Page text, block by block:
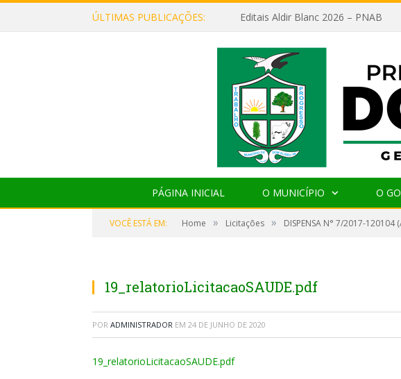
ÚLTIMAS PUBLICAÇÕES: Editais Aldir Blanc 2026 – PNAB
PÁGINA INICIAL O MUNICÍPIO O
VOCÊ ESTÁ EM: Home » Licitações » DISPENSA N° 7/2017-120104
19_relatorioLicitacaoSAUDE.pdf
POR ADMINISTRADOR EM 24 DE JUNHO DE 2020
19_relatorioLicitacaoSAUDE.pdf